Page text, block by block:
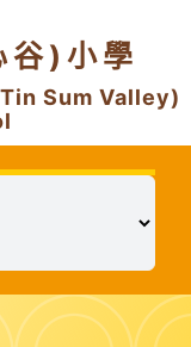
谷)小學
Sum Valley)